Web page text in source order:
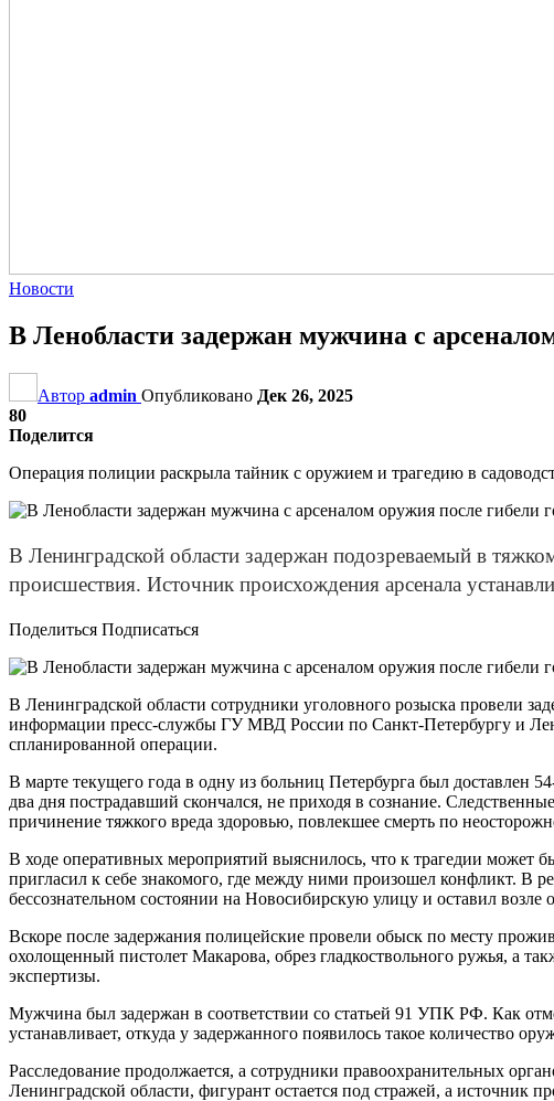
Новости
В Ленобласти задержан мужчина с
Автор admin Опубликовано Дек 26, 2025
80
Поделится
Операция полиции раскрыла тайник с оружием и трагедию в
В Ленинградской области задержан подозреваемый в
происшествия. Источник происхождения арсенала
Поделиться Подписаться
В Ленинградской области сотрудники уголовного розыска провели
информации пресс-службы ГУ МВД России по Санкт-Петербургу и
спланированной операции.
В марте текущего года в одну из больниц Петербурга был доставлен
два дня пострадавший скончался, не приходя в сознание.
причинение тяжкого вреда здоровью, повлекшее смерть по
В ходе оперативных мероприятий выяснилось, что к трагедии
пригласил к себе знакомого, где между ними произошел конфликт. В
бессознательном состоянии на Новосибирскую улицу и оставил возле
Вскоре после задержания полицейские провели обыск по месту
охолощенный пистолет Макарова, обрез гладкоствольного ружья, а
экспертизы.
Мужчина был задержан в соответствии со статьей 91 УПК РФ. Как
устанавливает, откуда у задержанного появилось такое количество
Расследование продолжается, а сотрудники правоохранительных
Ленинградской области, фигурант остается под стражей, а источник